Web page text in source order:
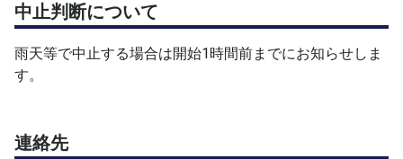
中止判断について
雨天等で中止する場合は開始1時間前までにお知らせしま
す。
連絡先